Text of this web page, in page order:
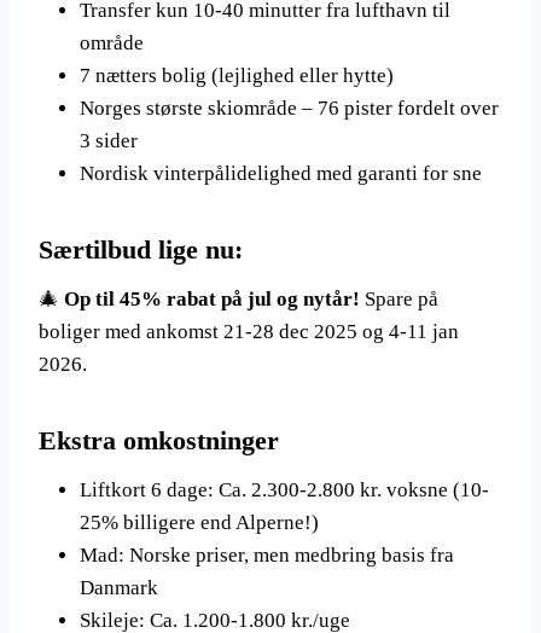
Transfer kun 10-40 minutter fra lufthavn til
område
7 nætters bolig (lejlighed eller hytte)
Norges største skiområde – 76 pister fordelt over
3 sider
Nordisk vinterpålidelighed med garanti for sne
Særtilbud lige nu:
🎄 Op til 45% rabat på jul og nytår! Spare på
boliger med ankomst 21-28 dec 2025 og 4-11 jan
2026.
Ekstra omkostninger
Liftkort 6 dage: Ca. 2.300-2.800 kr. voksne (10-
25% billigere end Alperne!)
Mad: Norske priser, men medbring basis fra
Danmark
Skileje: Ca. 1.200-1.800 kr./uge